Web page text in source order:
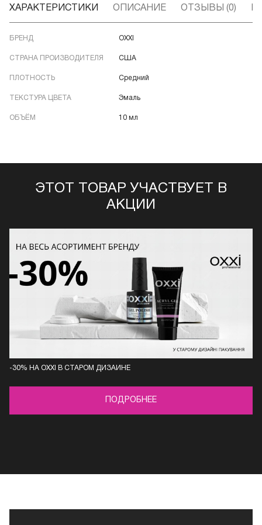
ХАРАКТЕРИСТИКИ ОПИСАНИЕ ОТЗЫВЫ (0)
БРЕНД OXXI
СТРАНА ПРОИЗВОДИТЕЛЯ США
ПЛОТНОСТЬ Средний
ТЕКСТУРА ЦВЕТА Эмаль
ОБЪЁМ 10 мл
ЭТОТ ТОВАР УЧАСТВУЕТ В
АКЦИИ
-30% НА OXXI В СТАРОМ ДИЗАЙНЕ
ПОДРОБНЕЕ